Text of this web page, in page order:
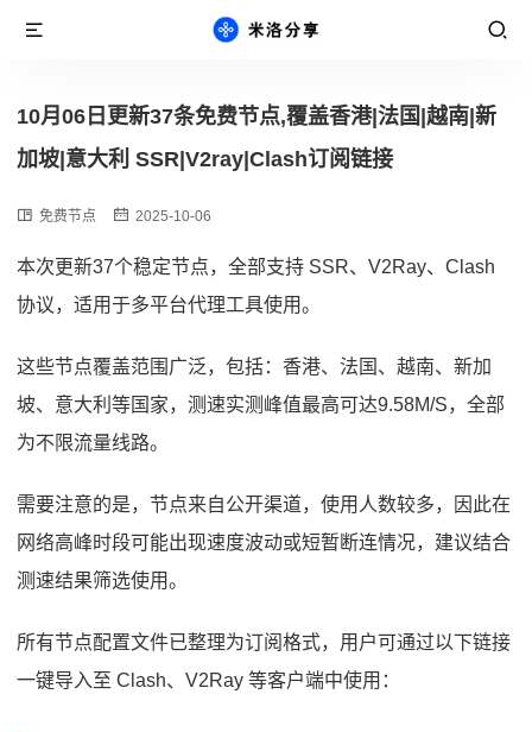
10月06日更新37条免费节点,覆盖香港|法国|越南|新
加坡|意大利 SSR|V2ray|Clash订阅链接
免费节点 2025-10-06
本次更新37个稳定节点，全部支持 SSR、V2Ray、Clash
协议，适用于多平台代理工具使用。
这些节点覆盖范围广泛，包括：香港、法国、越南、新加
坡、意大利等国家，测速实测峰值最高可达9.58M/S，全部
为不限流量线路。
需要注意的是，节点来自公开渠道，使用人数较多，因此在
网络高峰时段可能出现速度波动或短暂断连情况，建议结合
测速结果筛选使用。
所有节点配置文件已整理为订阅格式，用户可通过以下链接
一键导入至 Clash、V2Ray 等客户端中使用：